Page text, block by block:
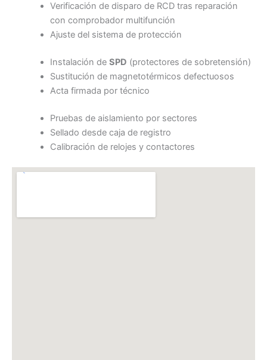
Verificación de disparo de RCD tras reparación
con comprobador multifunción
Ajuste del sistema de protección
Instalación de SPD (protectores de sobretensión)
Sustitución de magnetotérmicos defectuosos
Acta firmada por técnico
Pruebas de aislamiento por sectores
Sellado desde caja de registro
Calibración de relojes y contactores